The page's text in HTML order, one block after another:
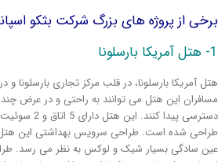
از پروژه های بزرگ شرکت بثکو
آمریکا بارسلونا، در قلب مرکز تجاری بارسلونا و
این هتل می توانند به راحتی و در عرض چند
دسترسی پیدا کنند.
شده است. طراحی سرویس بهداشتی این هتل
سادگی بسیار شیک و لوکس به نظر می رسد.